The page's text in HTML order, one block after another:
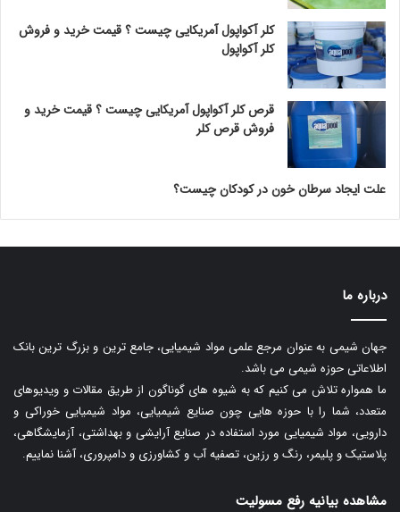
کلر آکواپول آمریکایی چیست ؟ قیمت خرید و فروش
کلر آکواپول
قرص کلر آکواپول آمریکایی چیست ؟ قیمت خرید و
فروش قرص کلر
علت ایجاد سرطان خون در کودکان چیست؟
درباره ما
جهان شیمی به عنوان مرجع علمی مواد شیمیایی، جامع ترین و بزرگ ترین بانک
اطلاعاتی حوزه شیمی می باشد.
ما همواره تلاش می کنیم که به شیوه های گوناگون از طریق مقالات و ویدیوهای
متعدد، شما را با حوزه هایی چون صنایع شیمیایی، مواد شیمیایی خوراکی و
دارویی، مواد شیمیایی مورد استفاده در صنایع آرایشی و بهداشتی، آزمایشگاهی،
پلاستیک و پلیمر، رنگ و رزین، تصفیه آب و کشاورزی و دامپروری، آشنا نماییم.
مشاهده بیانیه رفع مسولیت